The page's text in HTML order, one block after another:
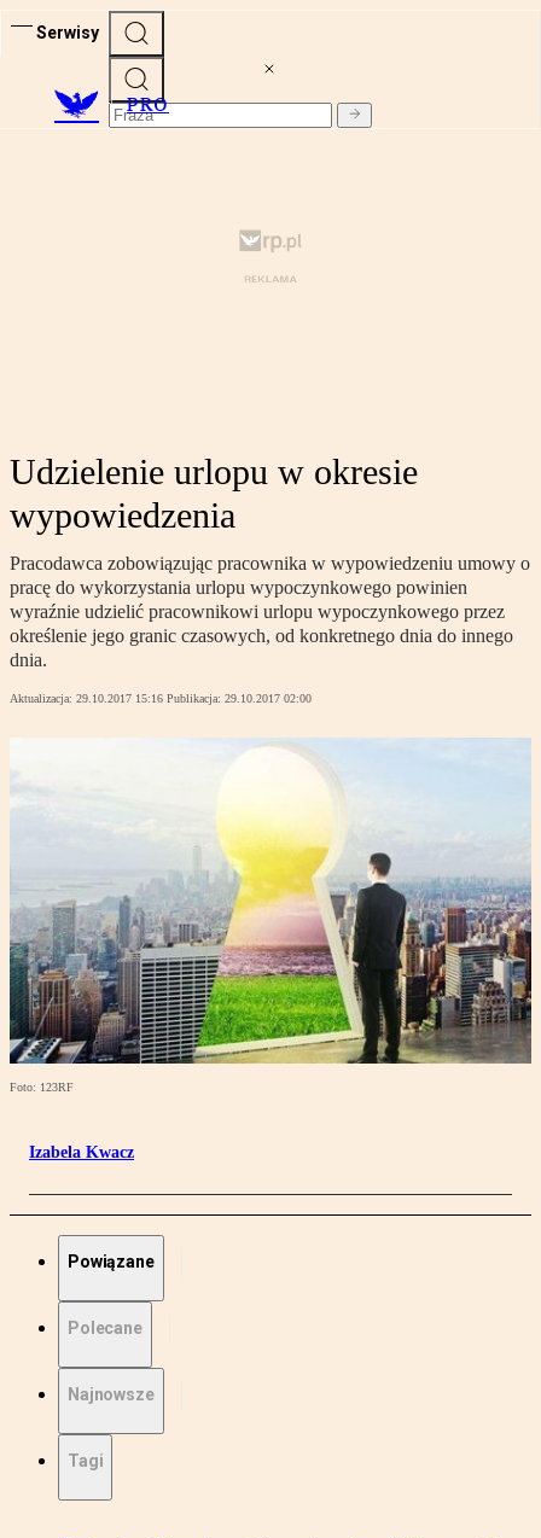
Serwisy
PRO
Udzielenie urlopu w okresie
wypowiedzenia
Pracodawca zobowiązując pracownika w wypowiedzeniu umowy o
pracę do wykorzystania urlopu wypoczynkowego powinien
wyraźnie udzielić pracownikowi urlopu wypoczynkowego przez
określenie jego granic czasowych, od konkretnego dnia do innego
dnia.
Aktualizacja: 29.10.2017 15:16 Publikacja: 29.10.2017 02:00
Foto: 123RF
Izabela Kwacz
Powiązane
Polecane
Najnowsze
Tagi